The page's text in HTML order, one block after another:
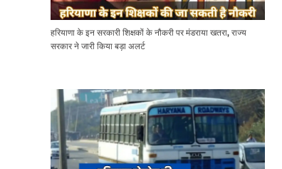
हरियाणा के इन सरकारी शिक्षकों के नौकरी पर मंडराया खतरा, राज्य
सरकार ने जारी किया बड़ा अलर्ट